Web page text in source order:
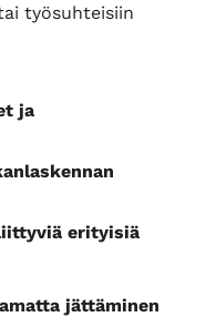
työsuhteisiin
ja
erityisiä
jättäminen